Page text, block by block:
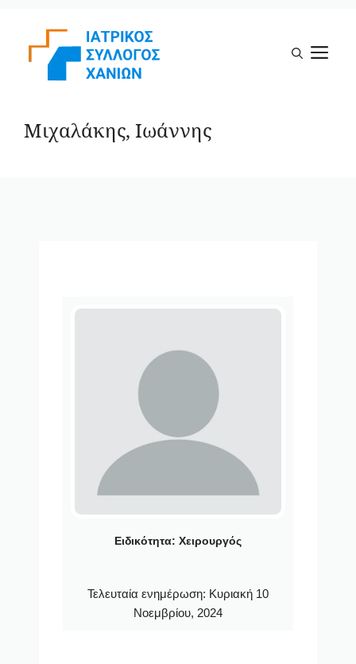
περιεχόμενο
Μιχαλάκης, Ιωάννης
Ειδικότητα: Χειρουργός
Τελευταία ενημέρωση: Κυριακή 10
Νοεμβρίου, 2024